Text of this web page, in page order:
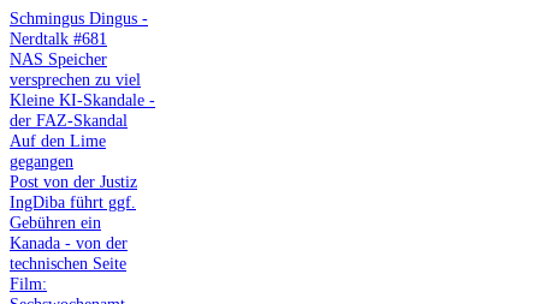
Schmingus Dingus -
Nerdtalk #681
NAS Speicher
versprechen zu viel
Kleine KI-Skandale -
der FAZ-Skandal
Auf den Lime
gegangen
Post von der Justiz
IngDiba führt ggf.
Gebühren ein
Kanada - von der
technischen Seite
Film: